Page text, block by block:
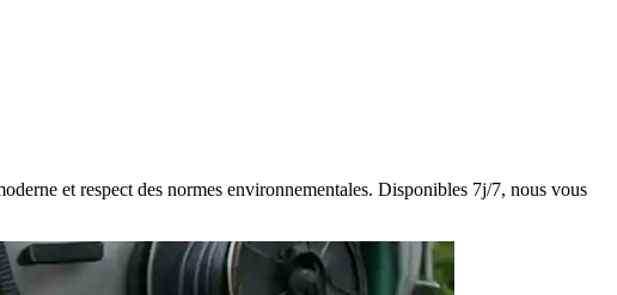
et respect des normes environnementales. Disponibles 7j/7, nous vous